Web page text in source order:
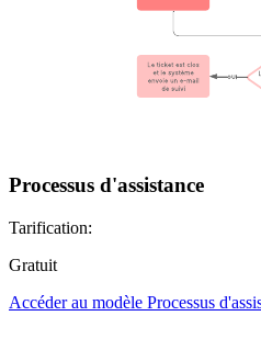
Processus d'assistance
Tarification:
Gratuit
Accéder au modèle Processus